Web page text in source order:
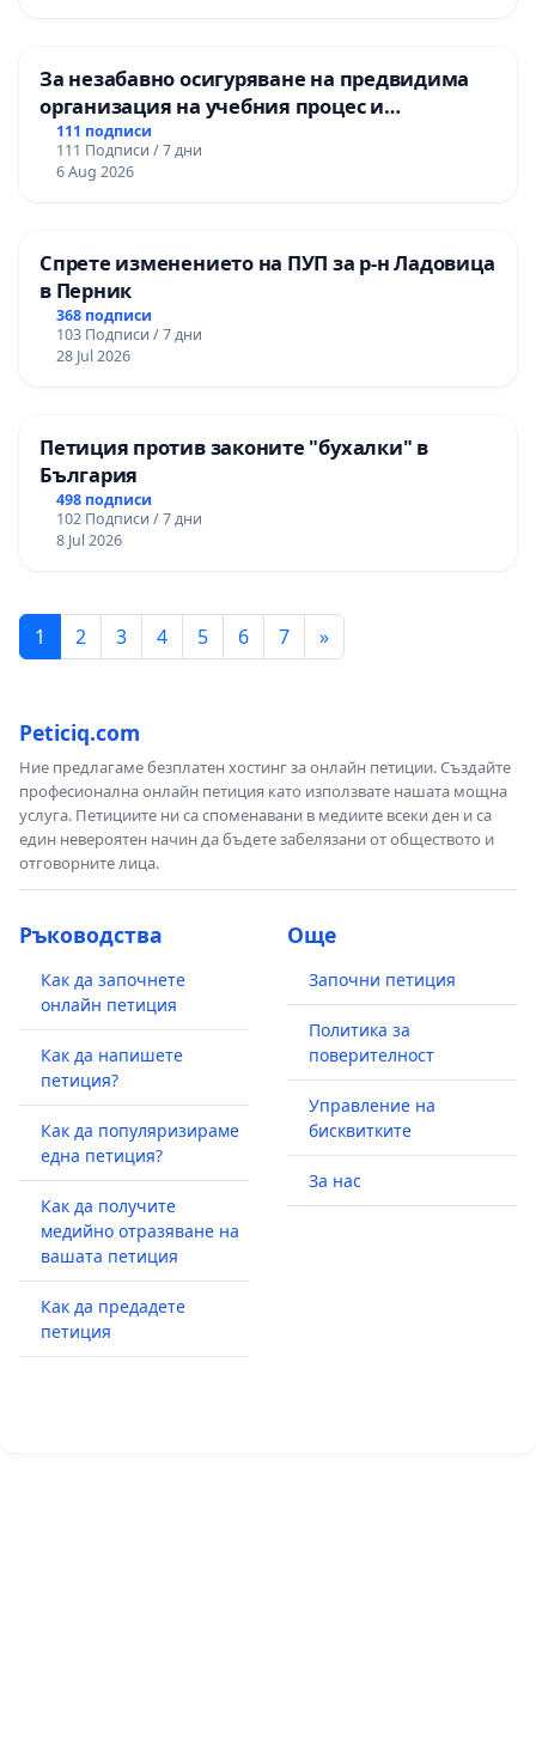
За незабавно осигуряване на предвидима
организация на учебния процес и
гарантиране на правото на равнопоставено
и качествено образование на учениците от
ОУ „Княз Александър I“ и Хуманитарна
111 подписи
111 Подписи / 7 дни
6 Aug 2026
Спрете изменението на ПУП за р-н Ладовица
в Перник
368 подписи
103 Подписи / 7 дни
28 Jul 2026
Петиция против законите "бухалки" в
България
498 подписи
102 Подписи / 7 дни
8 Jul 2026
1 2 3 4 5 6 7 »
Peticiq.com
Ние предлагаме безплатен хостинг за онлайн петиции. Създайте
професионална онлайн петиция като използвате нашата мощна
услуга. Петициите ни са споменавани в медиите всеки ден и са
един невероятен начин да бъдете забелязани от обществото и
отговорните лица.
Ръководства
Как да започнете
онлайн петиция
Как да напишете
петиция?
Как да популяризираме
една петиция?
Как да получите
медийно отразяване на
вашата петиция
Как да предадете
петиция
Още
Започни петиция
Политика за
поверителност
Управление на
бисквитките
За нас